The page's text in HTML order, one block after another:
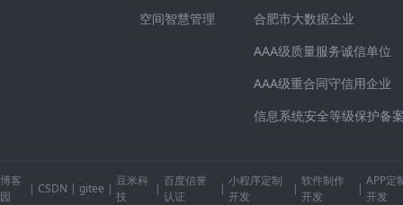
空间智慧管理
合肥市大数据企业
AAA级质量服务诚信单位
AAA级重合同守信用企业
信息系统安全等级保护备
博客
园
| CSDN |gitee |
豆米科
技
|
百度信誉
认证
|
小程序定制
开发
|
软件制作
开发
|
APP定
开发